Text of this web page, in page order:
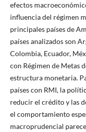
efectos
influencia del régimen
principales países de
países analizados son
Colombia, Ecuador,
con Régimen de Metas
estructura monetaria.
países con RMI, la
reducir el crédito y las
el comportamiento
macroprudencial